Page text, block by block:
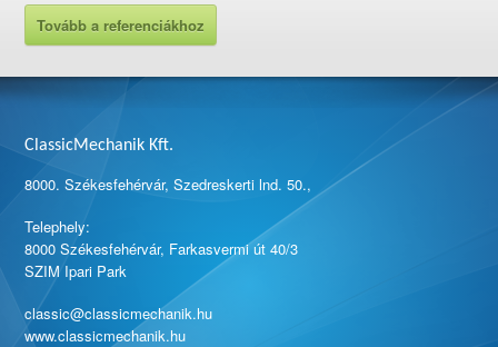
Tovább a referenciákhoz
ClassicMechanik Kft.
8000. Székesfehérvár, Szedreskerti lnd. 50.,
Telephely:
8000 Székesfehérvár, Farkasvermi út 40/3
SZIM Ipari Park
classic@classicmechanik.hu
www.classicmechanik.hu